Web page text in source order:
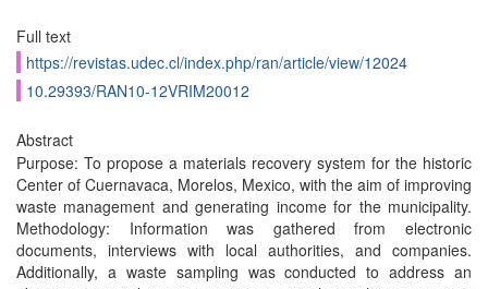
Full text
https://revistas.udec.cl/index.php/ran/article/view/12024
10.29393/RAN10-12VRIM20012
Abstract
Purpose: To propose a materials recovery system for the historic
Center of Cuernavaca, Morelos, Mexico, with the aim of improving
waste management and generating income for the municipality.
Methodology: Information was gathered from electronic
documents, interviews with local authorities, and companies.
Additionally, a waste sampling was conducted to address an